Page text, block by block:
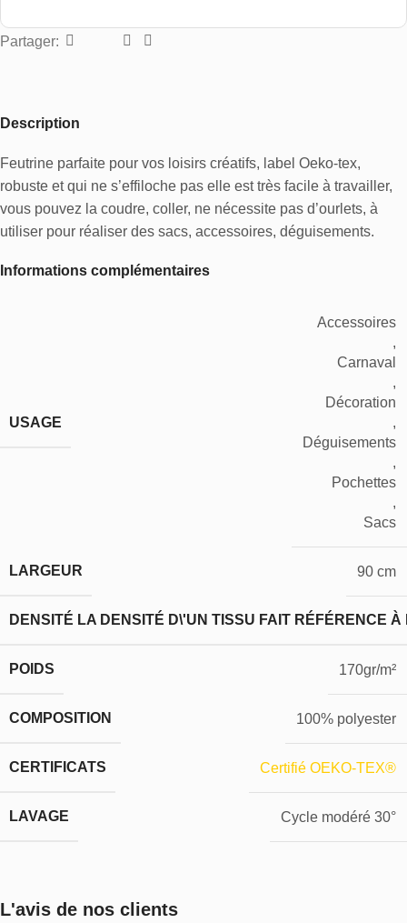
Partager:
Description
Feutrine parfaite pour vos loisirs créatifs, label Oeko-tex,
robuste et qui ne s’effiloche pas elle est très facile à travailler,
vous pouvez la coudre, coller, ne nécessite pas d’ourlets, à
utiliser pour réaliser des sacs, accessoires, déguisements.
Informations complémentaires
USAGE
Accessoires
,
Carnaval
,
Décoration
,
Déguisements
,
Pochettes
,
Sacs
LARGEUR 90 cm
DENSITÉ LA DENSITÉ D\'UN TISSU FAIT RÉFÉRENCE
POIDS 170gr/m²
COMPOSITION 100% polyester
CERTIFICATS Certifié OEKO-TEX®
LAVAGE Cycle modéré 30°
L'avis de nos clients